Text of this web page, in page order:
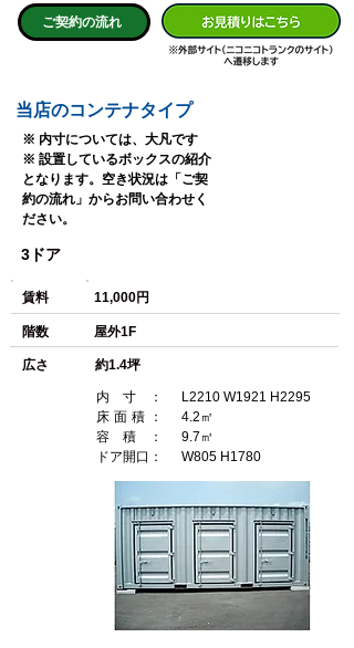
ご契約の流れ
当店のコンテナタイプ
※ 内寸については、大凡です
​※ 設置しているボックスの紹介
となります。空き状況は「ご契
約の流れ」からお問い合わせく
ださい。
3ドア
​賃料 11,000円
​階数 屋外1F
​広さ 約1.4坪
内寸：
L2210 W1921 H2295
床面積：
4.2㎡
容積：
9.7㎥
ドア開口：
W805 H1780